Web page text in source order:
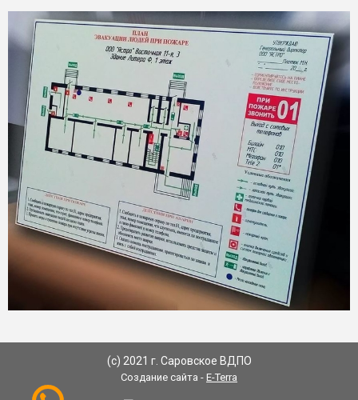
(с) 2021 г. Саровское ВДПО
Создание сайта - E-Terra